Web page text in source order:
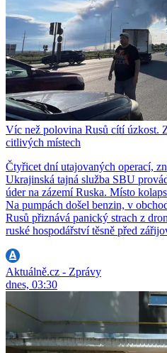
Víc než polovina Rusů cítí úzkost.
citlivých místech
Čtyřicet dní utajovaných operací,
Ukrajinská tajná služba SBU
úder na zázemí Ruska. Místo
Na pumpách došel benzin, v
Rusů přiznává panický strach z
ruské hospodářství těsně před
Aktuálně.cz - Zprávy
dnes, 03:30